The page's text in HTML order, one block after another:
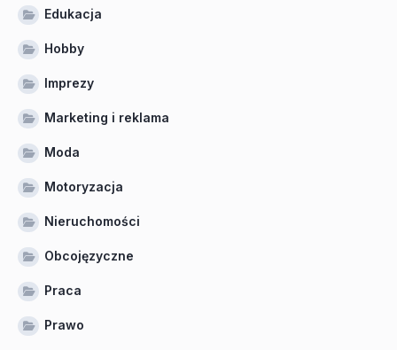
Edukacja
Hobby
Imprezy
Marketing i reklama
Moda
Motoryzacja
Nieruchomości
Obcojęzyczne
Praca
Prawo